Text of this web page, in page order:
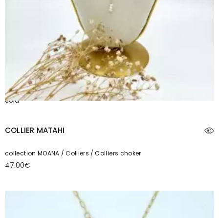
Sold
COLLIER MATAHI
collection MOANA Colliers Colliers choker
47.00€